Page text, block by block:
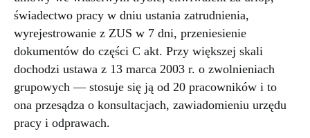
świadectwo pracy w dniu ustania zatrudnienia,
wyrejestrowanie z ZUS w 7 dni, przeniesienie
dokumentów do części C akt. Przy większej skali
dochodzi ustawa z 13 marca 2003 r. o zwolnieniach
grupowych — stosuje się ją od 20 pracowników i to
ona przesądza o konsultacjach, zawiadomieniu urzędu
pracy i odprawach.